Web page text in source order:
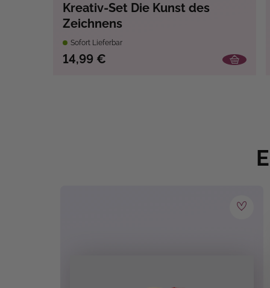
Kreativ-Set Die Kunst des
Zeichnens
Sofort Lieferbar
14,99 €